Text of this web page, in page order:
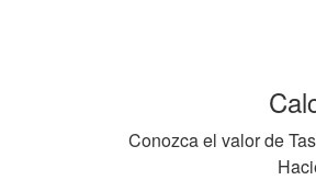
Conozca el valor de